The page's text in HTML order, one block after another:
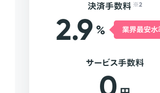
決済手数料 ※2
2.9 % 業界最安水
サービス手数料